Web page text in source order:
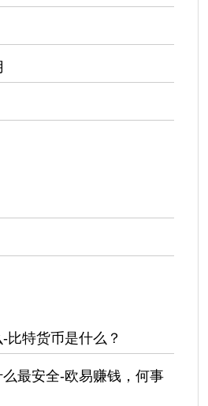
比特货币是什么？
最安全-欧易赚钱，何事